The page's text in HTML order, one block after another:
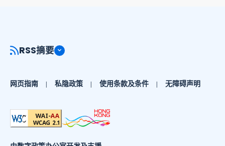
RSS摘要
网页指南 私隐政策 使用条款及条件 无障碍声明